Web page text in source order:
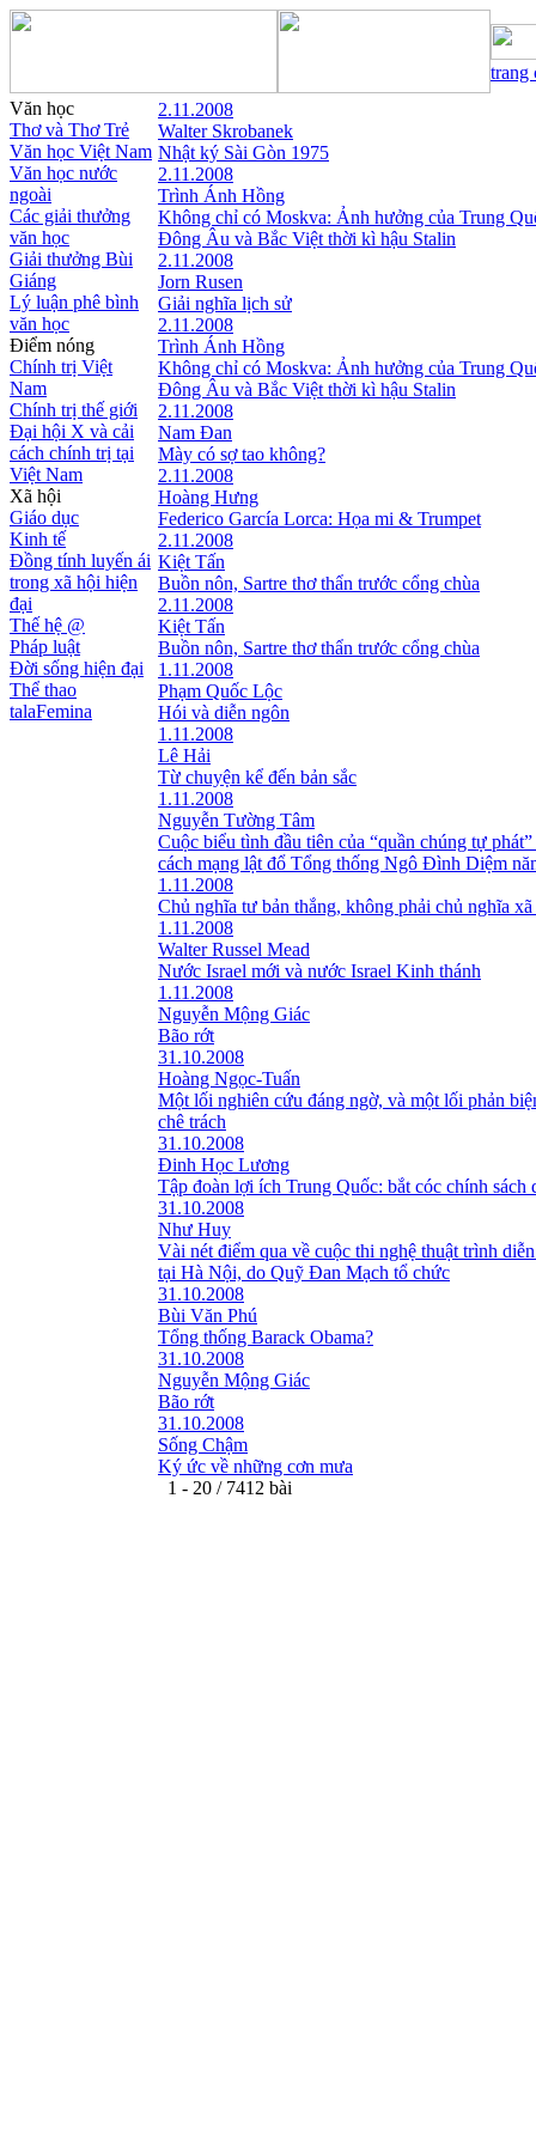
trang
Văn học
Thơ và Thơ Trẻ
Văn học Việt Nam
Văn học nước
ngoài
Các giải thưởng
văn học
Giải thưởng Bùi
Giáng
Lý luận phê bình
văn học
Điểm nóng
Chính trị Việt
Nam
Chính trị thế giới
Đại hội X và cải
cách chính trị tại
Việt Nam
Xã hội
Giáo dục
Kinh tế
Đồng tính luyến ái
trong xã hội hiện
đại
Thế hệ @
Pháp luật
Đời sống hiện đại
Thể thao
talaFemina
2.11.2008
Walter Skrobanek
Nhật ký Sài Gòn 1975
2.11.2008
Trình Ánh Hồng
Không chỉ có Moskva: Ảnh hưởng của Trung
Đông Âu và Bắc Việt thời kì hậu Stalin
2.11.2008
Jorn Rusen
Giải nghĩa lịch sử
2.11.2008
Trình Ánh Hồng
Không chỉ có Moskva: Ảnh hưởng của Trung
Đông Âu và Bắc Việt thời kì hậu Stalin
2.11.2008
Nam Đan
Mày có sợ tao không?
2.11.2008
Hoàng Hưng
Federico García Lorca: Họa mi & Trumpet
2.11.2008
Kiệt Tấn
Buồn nôn, Sartre thơ thẩn trước cổng chùa
2.11.2008
Kiệt Tấn
Buồn nôn, Sartre thơ thẩn trước cổng chùa
1.11.2008
Phạm Quốc Lộc
Hói và diễn ngôn
1.11.2008
Lê Hải
Từ chuyện kể đến bản sắc
1.11.2008
Nguyễn Tường Tâm
Cuộc biểu tình đầu tiên của “quần chúng tự
cách mạng lật đổ Tổng thống Ngô Đình Diệm
1.11.2008
Chủ nghĩa tư bản thắng, không phải chủ nghĩa
1.11.2008
Walter Russel Mead
Nước Israel mới và nước Israel Kinh thánh
1.11.2008
Nguyễn Mộng Giác
Bão rớt
31.10.2008
Hoàng Ngọc-Tuấn
Một lối nghiên cứu đáng ngờ, và một lối phản
chê trách
31.10.2008
Đinh Học Lương
Tập đoàn lợi ích Trung Quốc: bắt cóc chính sách
31.10.2008
Như Huy
Vài nét điểm qua về cuộc thi nghệ thuật trình
tại Hà Nội, do Quỹ Đan Mạch tổ chức
31.10.2008
Bùi Văn Phú
Tổng thống Barack Obama?
31.10.2008
Nguyễn Mộng Giác
Bão rớt
31.10.2008
Sống Chậm
Ký ức về những cơn mưa
1 - 20 / 7412 bài